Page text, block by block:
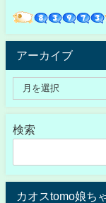
アーカイブ
検索
カオスtomo娘ち